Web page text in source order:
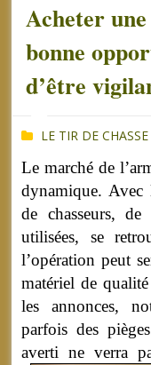
Acheter
bonne
d’être
LE TIR DE CHASSE
Le marché de
dynamique. Avec
de chasseurs, de
utilisées, se
l’opération peut
matériel de
les annonces,
parfois des
averti ne verra